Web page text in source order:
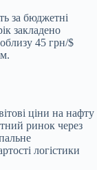
за бюджетні
закладено
45 грн/$
ціни на нафту
ринок через
логістики